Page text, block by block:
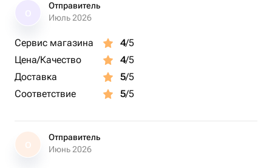
Отправитель
Июль 2026
Сервис магазина 4/5
Цена/Качество
4/5
Доставка
5/5
Соответствие
5/5
О
Отправитель
Июнь 2026